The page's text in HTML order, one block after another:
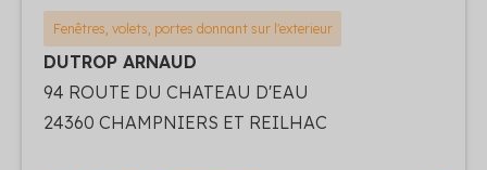
Fenêtres, volets, portes donnant sur l'exterieur
DUTROP ARNAUD
94 ROUTE DU CHATEAU D'EAU
24360 CHAMPNIERS ET REILHAC